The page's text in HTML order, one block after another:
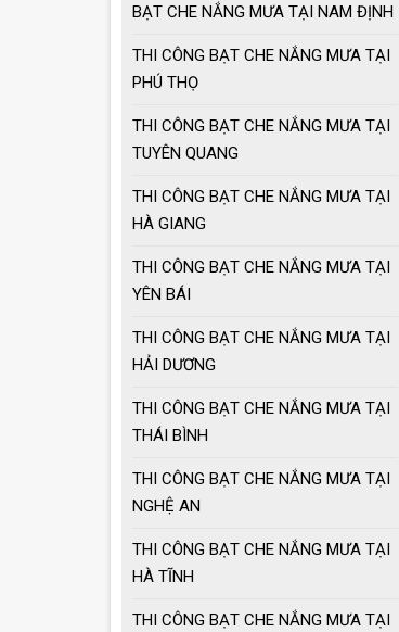
BẠT CHE NẮNG MƯA TẠI NAM ĐỊNH
THI CÔNG BẠT CHE NẮNG MƯA TẠI
PHÚ THỌ
THI CÔNG BẠT CHE NẮNG MƯA TẠI
TUYÊN QUANG
THI CÔNG BẠT CHE NẮNG MƯA TẠI
HÀ GIANG
THI CÔNG BẠT CHE NẮNG MƯA TẠI
YÊN BÁI
THI CÔNG BẠT CHE NẮNG MƯA TẠI
HẢI DƯƠNG
THI CÔNG BẠT CHE NẮNG MƯA TẠI
THÁI BÌNH
THI CÔNG BẠT CHE NẮNG MƯA TẠI
NGHỆ AN
THI CÔNG BẠT CHE NẮNG MƯA TẠI
HÀ TĨNH
THI CÔNG BẠT CHE NẮNG MƯA TẠI